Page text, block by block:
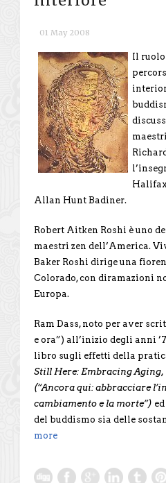
01 May 2008
Il
Halifax
Allan Hunt Badiner.
Robert Aitken Roshi è uno
maestri zen dell’America.
Baker Roshi dirige una
Colorado, con diramazioni
Europa.
Ram Dass, noto per aver
e ora”) all’inizio degli anni
libro sugli effetti della
Still Here: Embracing
(“Ancora qui: abbracciare
cambiamento e la morte”)
del buddismo sia delle
more